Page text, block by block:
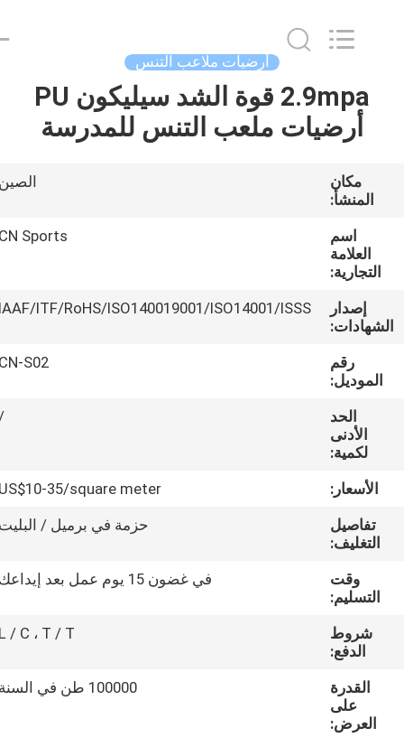
مسكن
معلومات
جولة
في
المعمل
مراقبة
الجودة
اطلب
اقتباس
خريطة
الموقع
Reserved.
أرضيات ملاعب التنس
2.9mpa قوة الشد سيليكون PU
أرضيات ملعب التنس للمدرسة
مكان
المنشأ:
الصين
اسم
العلامة
التجارية:
CN Sports
إصدار
IAAF/ITF/RoHS/ISO140019001/ISO14001/ISSS
رقم
الموديل:
CN-S02
الحد
الأدنى
لكمية:
الأسعار:
US$10-35/square meter
تفاصيل
التغليف:
حزمة في برميل / البليت
وقت
التسليم:
في غضون 15 يوم عمل بعد إيداعك
شروط
الدفع:
L / C ، T / T
القدرة
على
العرض:
100000 طن في السنة